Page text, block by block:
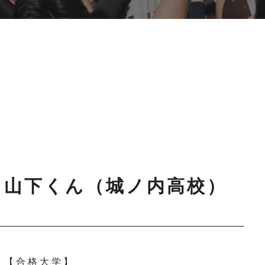
山下くん（城ノ内高校）
【合格大学】